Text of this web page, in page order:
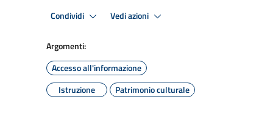
Condividi Vedi azioni
Argomenti:
Accesso all'informazione
Istruzione
Patrimonio culturale